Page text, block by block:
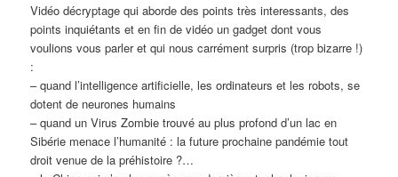
Vidéo décryptage qui aborde des points très interessants, des
points inquiétants et en fin de vidéo un gadget dont vous
voulions vous parler et qui nous carrément surpris (trop bizarre !)
:
– quand l’intelligence artificielle, les ordinateurs et les robots, se
dotent de neurones humains
– quand un Virus Zombie trouvé au plus profond d’un lac en
Sibérie menace l’humanité : la future prochaine pandémie tout
droit venue de la préhistoire ?…